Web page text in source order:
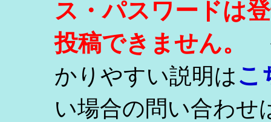
ス・パスワードは
投稿できません。
かりやすい説明はこ
い場合の問い合わせ